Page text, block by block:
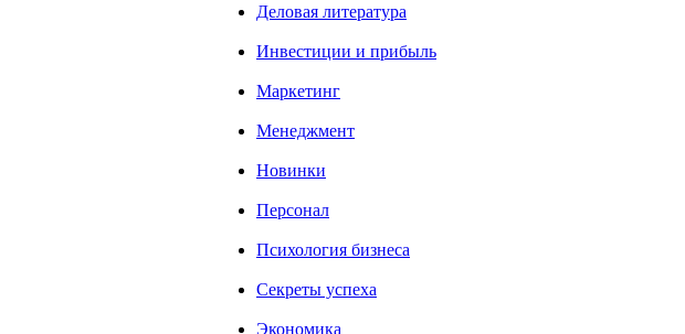
Деловая литература
Инвестиции и прибыль
Маркетинг
Менеджмент
Новинки
Персонал
Психология бизнеса
Секреты успеха
Экономика